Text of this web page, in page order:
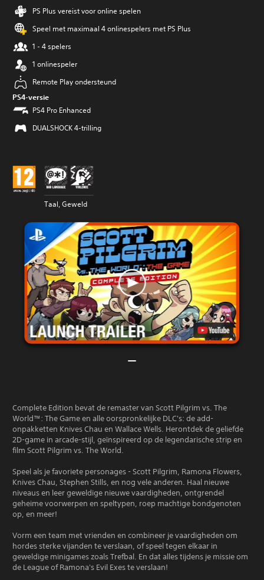
PS Plus vereist voor online spelen
Speel met maximaal 4 onlinespelers met PS Plus
1 - 4 spelers
1 onlinespeler
Remote Play ondersteund
PS4-versie
PS4 Pro Enhanced
DUALSHOCK 4-trilling
Taal, Geweld
Complete Edition bevat de remaster van Scott Pilgrim vs. The
World™: The Game en alle oorspronkelijke DLC's: de add-
onpakketten Knives Chau en Wallace Wells. Herontdek de geliefde
2D-game in arcade-stijl, geïnspireerd op de legendarische strip en
film Scott Pilgrim vs. The World.
Speel als je favoriete personages - Scott Pilgrim, Ramona Flowers,
Knives Chau, Stephen Stills, en nog vele anderen. Haal nieuwe
niveaus en leer geweldige nieuwe vaardigheden, ontgrendel
geheime voorwerpen en speltypen, roep machtige bondgenoten
op, en meer!
Vorm een team met vrienden en combineer je vaardigheden om
hordes sterke vijanden te verslaan, of speel tegen elkaar in
geweldige minigames zoals Trefbal. En dat alles tijdens je missie om
de League of Ramona's Evil Exes te verslaan!